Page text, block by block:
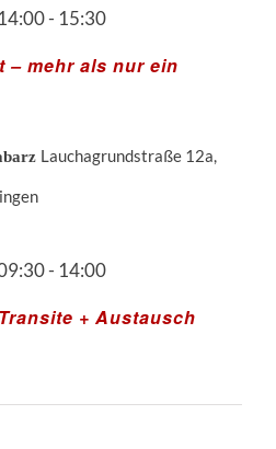
– mehr als nur ein
- 15:30
Lauchagrundstraße 12a,
+ Austausch
- 14:00